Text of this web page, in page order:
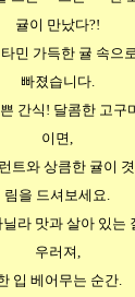
귤이 만났다?!
민 가득한 귤 속으
빠졌습니다.
간식! 달콤한 고구
이면,
트와 상큼한 귤이
림을 드셔보세요.
라 맛과 살아 있는
우러져,
입 베어무는 순간.